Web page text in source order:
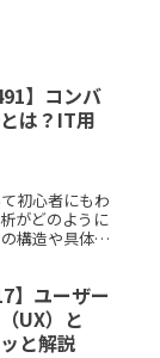
】コンバ
は？IT用
初心者にもわ
がどのように
構造や具体的
】ユーザー
UX）と
と解説